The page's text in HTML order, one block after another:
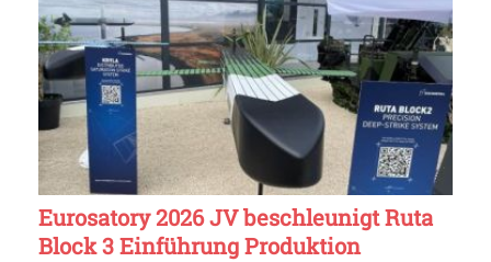
Eurosatory 2026 JV beschleunigt Ruta
Block 3 Einführung Produktion